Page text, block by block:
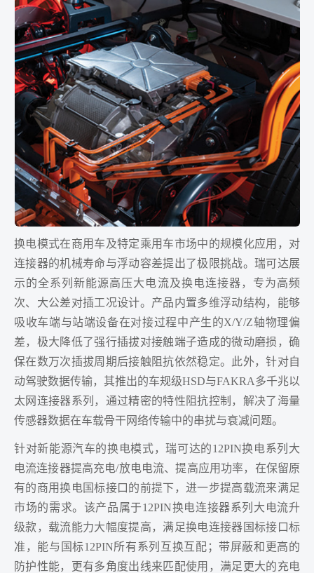
换电模式在商用车及特定乘用车市场中的规模化应用，对
连接器的机械寿命与浮动容差提出了极限挑战。瑞可达展
示的全系列新能源高压大电流及换电连接器，专为高频
次、大公差对插工况设计。产品内置多维浮动结构，能够
吸收车端与站端设备在对接过程中产生的X/Y/Z轴物理偏
差，极大降低了强行插拔对接触端子造成的微动磨损，确
保在数万次插拔周期后接触阻抗依然稳定。此外，针对自
动驾驶数据传输，其推出的车规级HSD与FAKRA多千兆以
太网连接器系列，通过精密的特性阻抗控制，解决了海量
传感器数据在车载骨干网络传输中的串扰与衰减问题。
针对新能源汽车的换电模式，瑞可达的12PIN换电系列大
电流连接器提高充电/放电电流、提高应用功率，在保留原
有的商用换电国标接口的前提下，进一步提高载流来满足
市场的需求。该产品属于12PIN换电连接器系列大电流升
级款，载流能力大幅度提高，满足换电连接器国标接口标
准，能与国标12PIN所有系列互换互配；带屏蔽和更高的
防护性能，更有多角度出线来匹配使用，满足更大的充电